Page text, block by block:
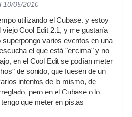
10/05/2010
utilizando el Cubase, y estoy
Cool Edit 2.1, y me gustaría
superpongo varios eventos en una
el que está "encima" y no
en el Cool Edit se podían meter
de sonido, que fuesen de un
intentos de lo mismo, de
pero en el Cubase o lo
que meter en pistas